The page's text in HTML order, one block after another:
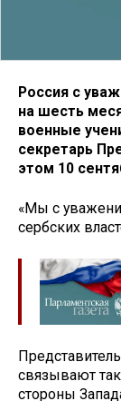
Россия с
на шесть
военные
секретарь
этом 10
«Мы с
сербских
связывают
стороны